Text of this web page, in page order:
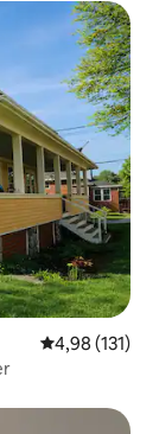
4,98 av 5 i
4,98 (131)